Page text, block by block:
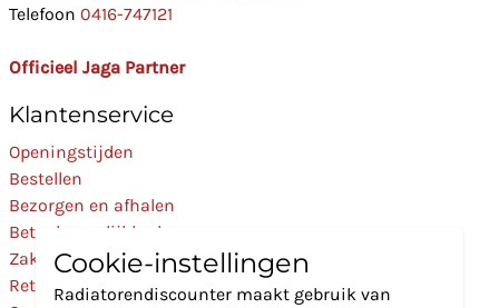
Telefoon 0416-747121
Officieel Jaga Partner
Klantenservice
Openingstijden
Bestellen
Bezorgen en afhalen
Betaalmogelijkheden
Zakelijk
Retourneren
Cookie-instellingen
Radiatorendiscounter maakt gebruik van